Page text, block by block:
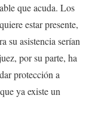
que acuda. Los
estar presente,
su asistencia serían
por su parte, ha
protección a
ya existe un